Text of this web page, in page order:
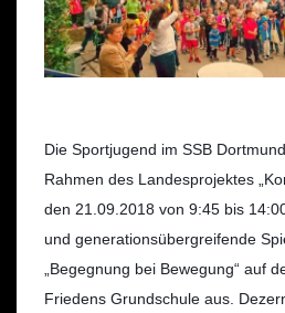
Die Sportjugend im SSB
Rahmen des Landesprojektes
den 21.09.2018 von 9:45 bis
und generationsübergreifende
„Begegnung bei Bewegung“ auf
Friedens Grundschule aus.